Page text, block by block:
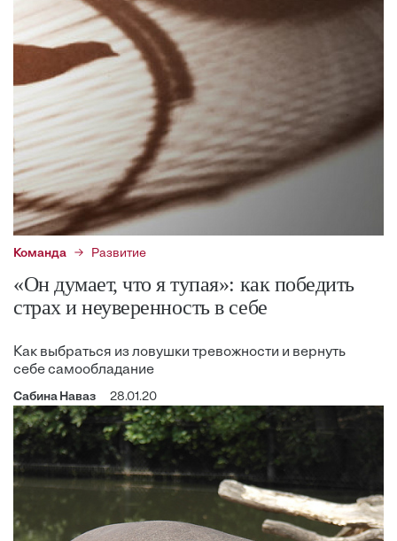
Команда Развитие
«Он думает, что я тупая»: как победить
страх и неуверенность в себе
Как выбраться из ловушки тревожности и вернуть
себе самообладание
Сабина Наваз 28.01.20